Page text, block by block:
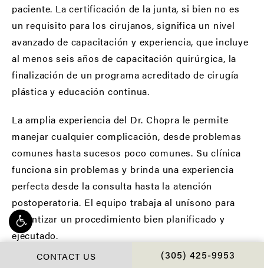
paciente. La certificación de la junta, si bien no es
un requisito para los cirujanos, significa un nivel
avanzado de capacitación y experiencia, que incluye
al menos seis años de capacitación quirúrgica, la
finalización de un programa acreditado de cirugía
plástica y educación continua.
La amplia experiencia del Dr. Chopra le permite
manejar cualquier complicación, desde problemas
comunes hasta sucesos poco comunes. Su clínica
funciona sin problemas y brinda una experiencia
perfecta desde la consulta hasta la atención
postoperatoria. El equipo trabaja al unísono para
garantizar un procedimiento bien planificado y
ejecutado.
Además de los nuevos procedimientos, el Dr.
CONTACT US CALL CHOPRA
(305) 425-9953